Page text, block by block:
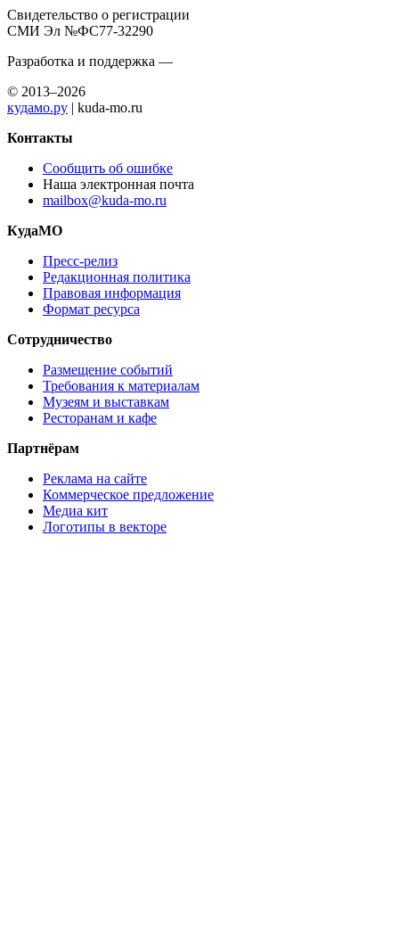
Свидетельство о регистрации
СМИ Эл №ФС77-32290
Разработка и поддержка —
© 2013–2026
кудамо.ру | kuda-mo.ru
Контакты
Сообщить об ошибке
Наша электронная почта
mailbox@kuda-mo.ru
КудаМО
Пресс-релиз
Редакционная политика
Правовая информация
Формат ресурса
Сотрудничество
Размещение событий
Требования к материалам
Музеям и выставкам
Ресторанам и кафе
Партнёрам
Реклама на сайте
Коммерческое предложение
Медиа кит
Логотипы в векторе